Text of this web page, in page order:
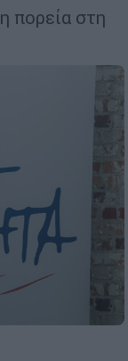
πορεία στη